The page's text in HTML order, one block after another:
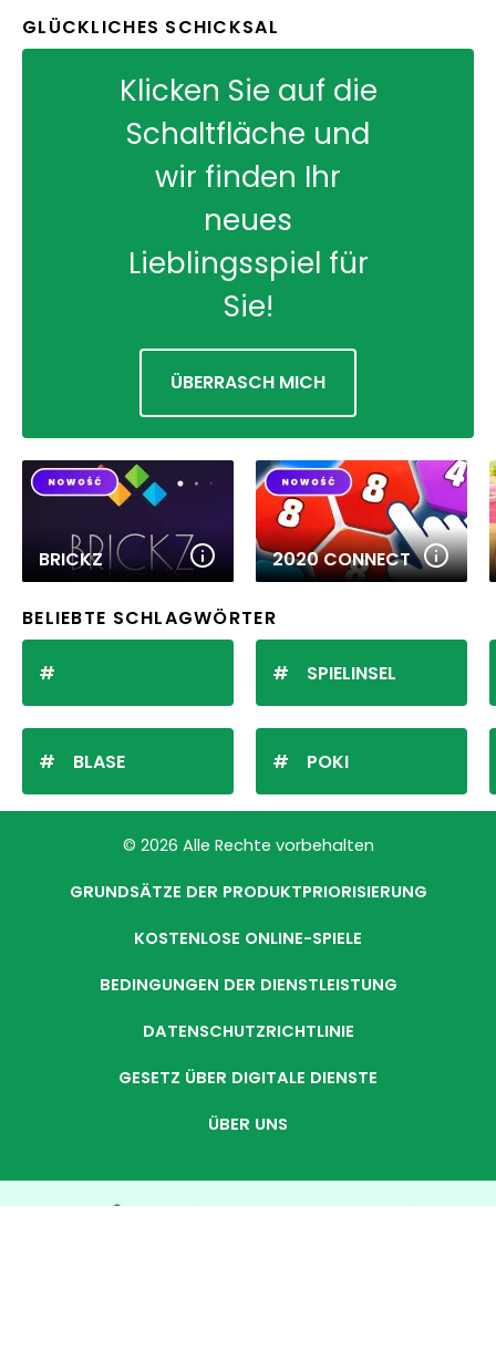
GLÜCKLICHES SCHICKSAL
Klicken Sie auf die
Schaltfläche und
wir finden Ihr
neues
Lieblingsspiel für
Sie!
ÜBERRASCH MICH
BRICKZ 2020 CONNECT
BELIEBTE SCHLAGWÖRTER
BLASE
SPIELINSEL
POKI
© 2026 Alle Rechte vorbehalten
GRUNDSÄTZE DER PRODUKTPRIORISIERUNG
KOSTENLOSE ONLINE-SPIELE
BEDINGUNGEN DER DIENSTLEISTUNG
DATENSCHUTZRICHTLINIE
GESETZ ÜBER DIGITALE DIENSTE
ÜBER UNS